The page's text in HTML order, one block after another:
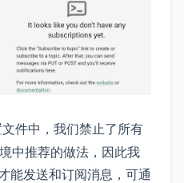
件中，我们禁止了所有
中推荐的做法，因此我
能发送和订阅消息，可通